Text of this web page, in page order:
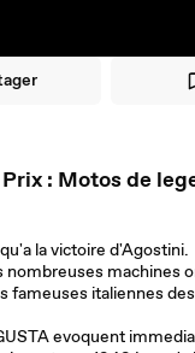
Les fabuleuses Italiennes de Grand Prix :
la victoire d'Agostini.
machines
fameuses italiennes
evoquent